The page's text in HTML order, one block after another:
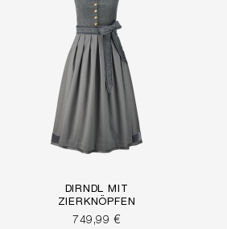
DIRNDL MIT
ZIERKNÖPFEN
749,99 €